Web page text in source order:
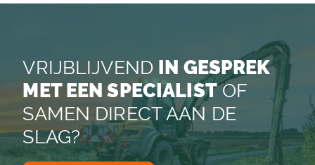
VRIJBLIJVEND IN GESPREK
MET EEN SPECIALISTOF
SAMEN DIRECT AAN DE
SLAG?